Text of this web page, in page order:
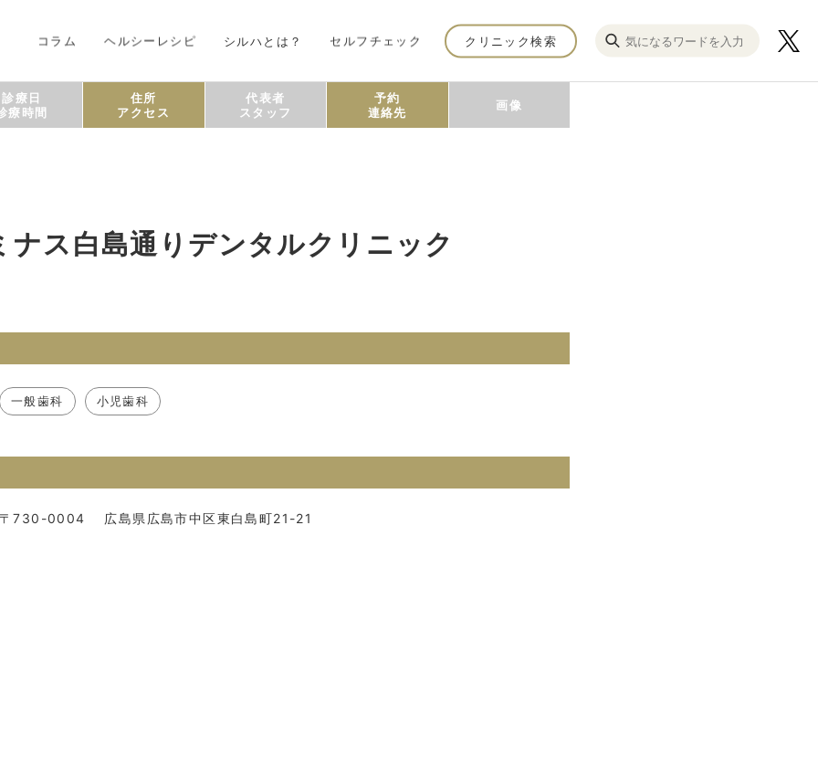
コラム ヘルシーレシピ シルハとは？ セルフチェック クリニック検索
診療日
療時間
住所
アクセス
代表者
スタッフ
予約
連絡先
画像
ナス白島通りデンタルクリニック
一般歯科 小児歯科
〒730-0004 広島県広島市中区東白島町21-21